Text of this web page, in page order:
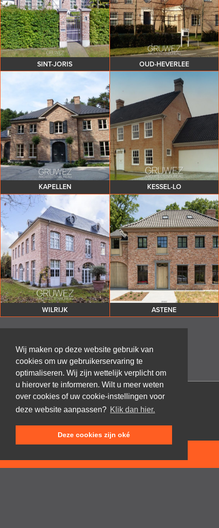
Wij maken op deze website gebruik van
cookies om uw gebruikerservaring te
optimaliseren. Wij zijn wettelijk verplicht om
u hierover te informeren. Wilt u meer weten
over cookies of uw cookie-instellingen voor
deze website aanpassen? Klik dan hier.
Deze cookies zijn oké
SINT-JORIS OUD-HEVERLEE
KAPELLEN KESSEL-LO
WILRIJK ASTENE
Architectenbureau Frank GRUWEZ bvba
9700 Oudenaarde
T +32 (0)55 45 53 63
Speldenstraat 10